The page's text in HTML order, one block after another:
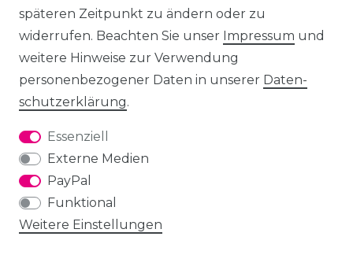
späteren Zeitpunkt zu ändern oder zu
widerrufen. Beachten Sie unser Impressum und
weitere Hinweise zur Verwendung
personenbezogener Daten in unserer Daten­
schutz­erklärung.
Essenziell
Externe Medien
PayPal
Funktional
Weitere Einstellungen